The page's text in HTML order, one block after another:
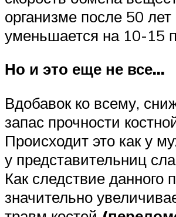
организме после 50 лет
уменьшается на 10-15
Но и это еще не все…
Вдобавок ко всему,
запас прочности
Происходит это как у
у представительниц
Как следствие данного
значительно